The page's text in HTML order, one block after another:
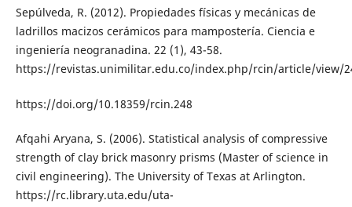
Sepúlveda, R. (2012). Propiedades físicas y mecánicas de
ladrillos macizos cerámicos para mampostería. Ciencia e
ingeniería neogranadina. 22 (1), 43-58.
https://revistas.unimilitar.edu.co/index.php/rcin/article/view/
https://doi.org/10.18359/rcin.248
Afqahi Aryana, S. (2006). Statistical analysis of compressive
strength of clay brick masonry prisms (Master of science in
civil engineering). The University of Texas at Arlington.
https://rc.library.uta.edu/uta-